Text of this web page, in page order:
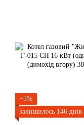
−5%
залишилось 146 днів